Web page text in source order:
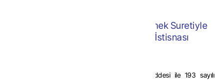
Hizmet Erbabına Pay Senedi Verilmek Suretiyle
Sağlanan Menfaatlerde Ücret İstisnası
(1) 7524 sayılı Kanunun 2 nci maddesi ile 193 sayılı